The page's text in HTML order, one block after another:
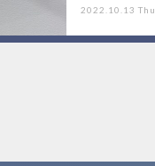
2022.10.13 Thu